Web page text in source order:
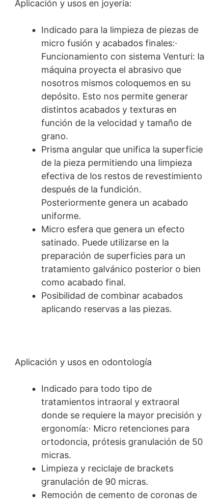
Aplicación y usos en joyería:
Indicado para la limpieza de piezas de
micro fusión y acabados finales:·
Funcionamiento con sistema Venturi: la
máquina proyecta el abrasivo que
nosotros mismos coloquemos en su
depósito. Esto nos permite generar
distintos acabados y texturas en
función de la velocidad y tamaño de
grano.
Prisma angular que unifica la superficie
de la pieza permitiendo una limpieza
efectiva de los restos de revestimiento
después de la fundición.
Posteriormente genera un acabado
uniforme.
Micro esfera que genera un efecto
satinado. Puede utilizarse en la
preparación de superficies para un
tratamiento galvánico posterior o bien
como acabado final.
Posibilidad de combinar acabados
aplicando reservas a las piezas.
Aplicación y usos en odontología
Indicado para todo tipo de
tratamientos intraoral y extraoral
donde se requiere la mayor precisión y
ergonomía:· Micro retenciones para
ortodoncia, prótesis granulación de 50
micras.
Limpieza y reciclaje de brackets
granulación de 90 micras.
Remoción de cemento de coronas de